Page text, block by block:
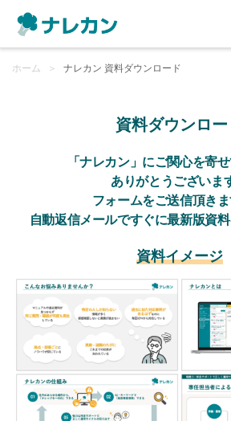
ご利用プラン
ご利用企業様の声
セキュリティ
よくある質問
資料ダウンロード
無料トライアル
ホーム ＞ ナレカン 資料ダウンロード
資料ダウンロー
「ナレカン」にご関心を寄
ありがとうございま
フォームをご送信頂きま
自動返信メールですぐに最新版資料
資料イメージ